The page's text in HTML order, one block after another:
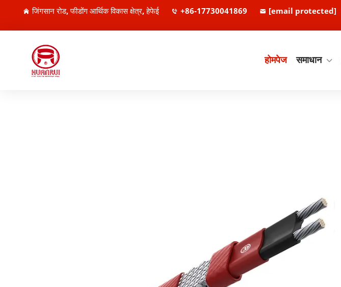
जिंगसान रोड, फीडोंग आर्थिक विकास क्षेत्र, हेफेई +86-17730041869 [email protected]
होमपेज समाधान